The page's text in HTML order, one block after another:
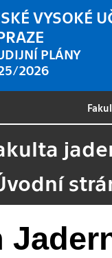
VYSOKÉ
PLÁNY
2026